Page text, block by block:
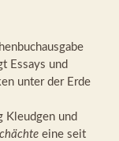
Essays und
unter der Erde
Kleudgen und
eine seit